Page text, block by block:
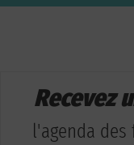
Recevez
l'agenda